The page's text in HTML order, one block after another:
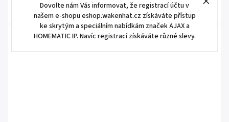
Dovolte nám Vás informovat, že registrací účtu v
našem e-shopu eshop.wakenhat.cz získáváte přístup
ke skrytým a speciálním nabídkám značek AJAX a
HOMEMATIC IP. Navíc registrací získáváte různé slevy.